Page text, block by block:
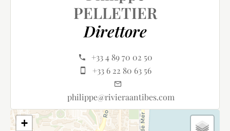
PELLETIER
Direttore
+33 4 89 70 02 50
+33 6 22 80 63 56
philippe@rivieraantibes.com
+